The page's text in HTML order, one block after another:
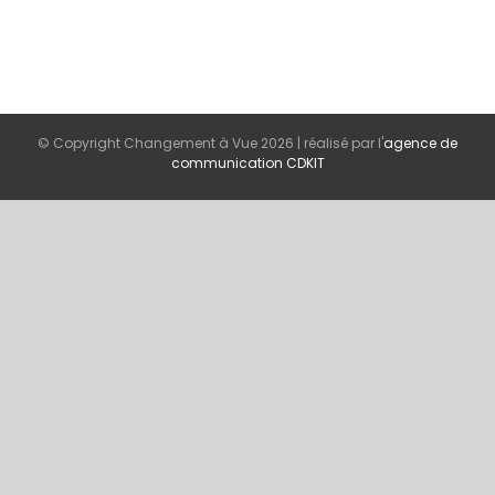
© Copyright Changement à Vue 2026 | réalisé par l'agence de
communication CDKIT